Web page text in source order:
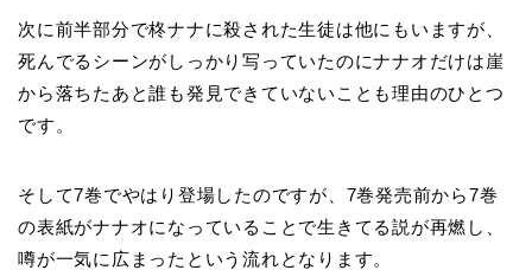
次に前半部分で柊ナナに殺された生徒は他にもいますが、
死んでるシーンがしっかり写っていたのにナナオだけは崖
から落ちたあと誰も発見できていないことも理由のひとつ
です。
そして7巻でやはり登場したのですが、7巻発売前から7巻
の表紙がナナオになっていることで生きてる説が再燃し、
噂が一気に広まったという流れとなります。